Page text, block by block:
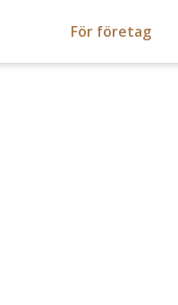
För företag